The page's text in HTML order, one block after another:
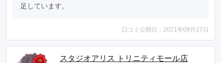
足しています。
口コミ公開日：2021年09月27日
スタジオアリス トリニティモール店